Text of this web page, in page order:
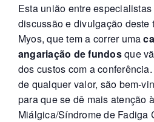
Esta união entre
discussão e divulgação deste
Myos, que tem a correr uma
angariação de fundosque
dos custos com a
de qualquer valor, são bem-
para que se dê mais atenção
Miálgica/Síndrome de Fadiga